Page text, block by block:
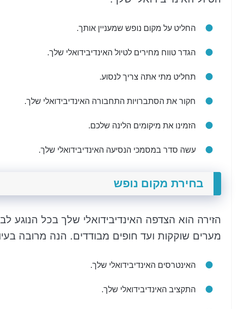
החליט על מקום נופש שמעניין אותך.
הגדר טווח מחירים לטיול האינדיבידואלי שלך.
תחליט מתי אתה צריך לנסוע.
חקור את הסתברויות התחבורה האינדיבידואלי שלך.
הזמינו את מיקומים הלינה שלכם.
עשה סדר במסמכי הנסיעה האינדיבידואלי שלך.
בחירת מקום נופש
הזירה הוא הצדפה האינדיבידואלי שלך בכל הנוגע
מערים שוקקות ועד חופים מבודדים. הנה מרובה
האינטרסים האינדיבידואלי שלך.
התקציב האינדיבידואלי שלך.